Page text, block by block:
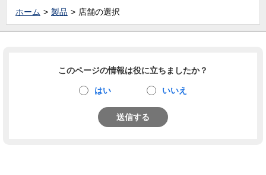
ホーム 製品 店舗の選択
このページの情報は役に立ちましたか？
はい いいえ
送信する